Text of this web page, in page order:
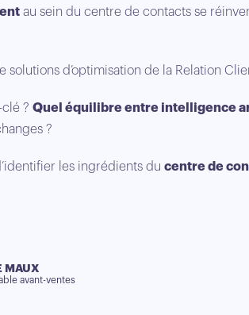
au sein du centre de contacts se
d’optimisation de la Relation
? Quel équilibre entre intelligence
?
les ingrédients du centre de
MAUX
avant-ventes